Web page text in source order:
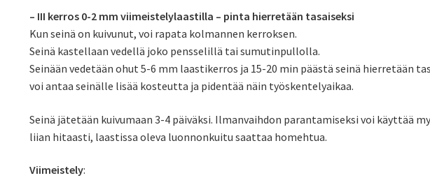
– III kerros 0-2 mm viimeistelylaastilla – pinta hierretään tasaiseksi
Kun seinä on kuivunut, voi rapata kolmannen kerroksen.
Seinä kastellaan vedellä joko pensselillä tai sumutinpullolla.
Seinään vedetään ohut 5-6 mm laastikerros ja 15-20 min päästä seinä hierretään
voi antaa seinälle lisää kosteutta ja pidentää näin työskentelyaikaa.
Seinä jätetään kuivumaan 3-4 päiväksi. Ilmanvaihdon parantamiseksi voi käyttää
liian hitaasti, laastissa oleva luonnonkuitu saattaa homehtua.
Viimeistely: